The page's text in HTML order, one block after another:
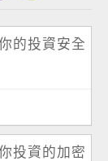
的投資安全
投資的加密